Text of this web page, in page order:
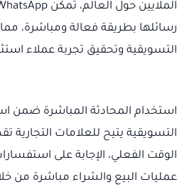
رسائلها بطريقة فعالة ومباشرة،
التسويقية وتحقيق تجربة عملاء
استخدام المحادثة المباشرة ضمن
التسويقية يتيح للعلامات التجارية
الوقت الفعلي، الإجابة على
عمليات البيع والشراء مباشرة من